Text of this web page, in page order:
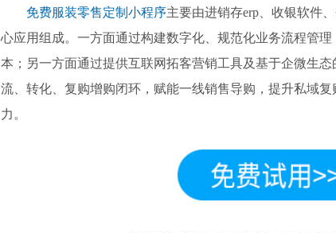
免费服装零售定制小程序主要由进销存erp、收银软件
心应用组成。一方面通过构建数字化、规范化业务流程管
本；另一方面通过提供互联网拓客营销工具及基于企微生态
流、转化、复购增购闭环，赋能一线销售导购，提升私域
力。